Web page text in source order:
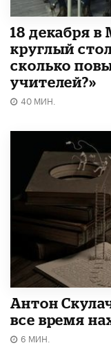
18 декабря в
круглый
сколько
учителей?»
40 МИН.
Антон
все время
6 МИН.